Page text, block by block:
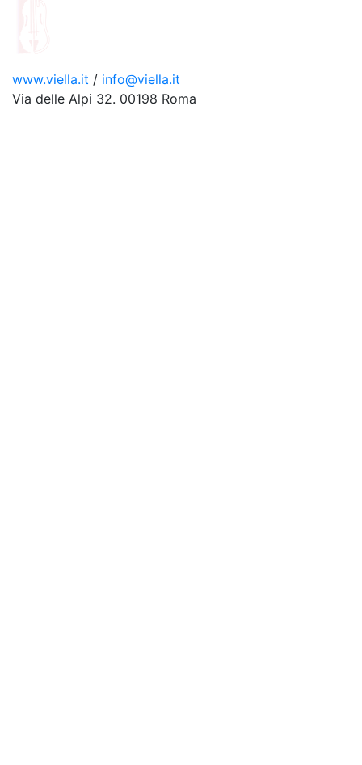
www.viella.it / info@viella.it
Via delle Alpi 32. 00198 Roma